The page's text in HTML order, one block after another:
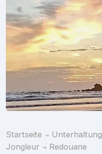
Startseite Unterhaltung
Jongleur
Redouane